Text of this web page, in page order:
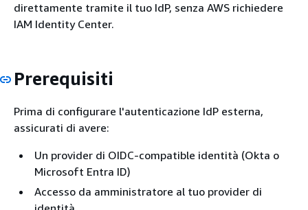
direttamente tramite il tuo IdP, senza AWS richiedere
IAM Identity Center.
Prerequisiti
Prima di configurare l'autenticazione IdP esterna,
assicurati di avere:
Un provider di OIDC-compatible identità (Okta o
Microsoft Entra ID)
Accesso da amministratore al tuo provider di